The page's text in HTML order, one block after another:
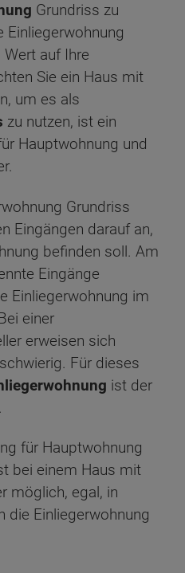
Grundriss zu
Einliegerwohnung
auf Ihre
Sie ein Haus mit
um es als
zu nutzen, ist ein
Hauptwohnung und
Grundriss
Eingängen darauf an,
befinden soll. Am
Eingänge
Einliegerwohnung im
einer
erweisen sich
Für dieses
ist der
für Hauptwohnung
bei einem Haus mit
möglich, egal, in
die Einliegerwohnung